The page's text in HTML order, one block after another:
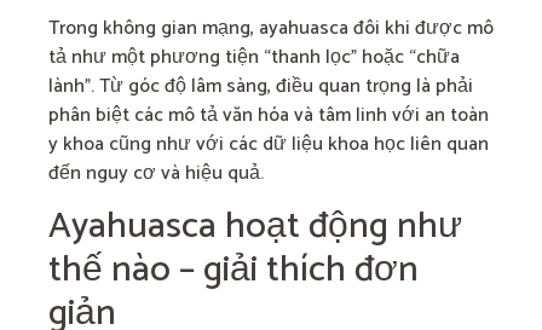
Trong không gian mạng, ayahuasca đôi khi được mô
tả như một phương tiện “thanh lọc” hoặc “chữa
lành”. Từ góc độ lâm sàng, điều quan trọng là phải
phân biệt các mô tả văn hóa và tâm linh với an toàn
y khoa cũng như với các dữ liệu khoa học liên quan
đến nguy cơ và hiệu quả.
Ayahuasca hoạt động như
thế nào – giải thích đơn
giản